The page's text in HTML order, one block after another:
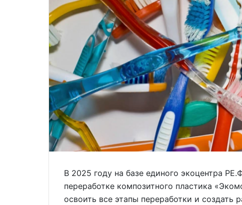
В 2025 году на базе единого экоцентра
переработке композитного пластика
освоить все этапы переработки и